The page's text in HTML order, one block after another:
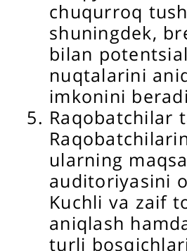
chuqurroq
shuningdek,
bilan
nuqtalarini
imkonini
Raqobatchilar
ularning
auditoriyasini
Kuchli va zaif
aniqlash
turli